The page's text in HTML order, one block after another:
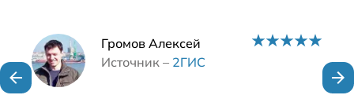
Громов Алексей
Источник – 2ГИС
Наши мастера